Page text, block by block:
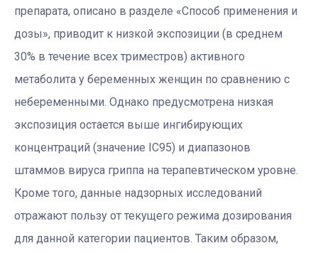
препарата, описано в разделе «Способ применения и
дозы», приводит к низкой экспозиции (в среднем
30% в течение всех триместров) активного
метаболита у беременных женщин по сравнению с
небеременными. Однако предусмотрена низкая
экспозиция остается выше ингибирующих
концентраций (значение IC95) и диапазонов
штаммов вируса гриппа на терапевтическом уровне.
Кроме того, данные надзорных исследований
отражают пользу от текущего режима дозирования
для данной категории пациентов. Таким образом,